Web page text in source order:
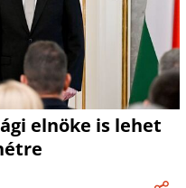
elnöke is lehet